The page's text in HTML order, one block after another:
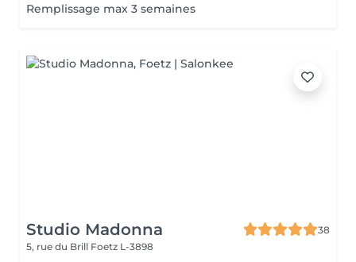
Remplissage max 3 semaines
Studio Madonna
38
5, rue du Brill Foetz L-3898